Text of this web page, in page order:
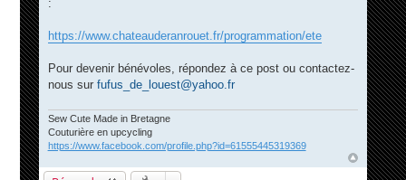
:
https://www.chateauderanrouet.fr/programmation/ete
Pour devenir bénévoles, répondez à ce post ou contactez-
nous sur fufus_de_louest@yahoo.fr
Sew Cute Made in Bretagne
Couturière en upcycling
https://www.facebook.com/profile.php?id=61555445319369